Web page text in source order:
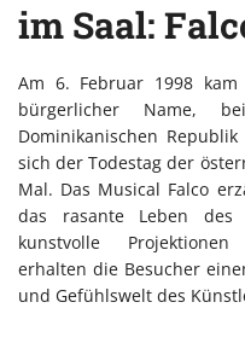
im Saal:
Am 6. Februar 1998 kam
bürgerlicher Name,
Dominikanischen
sich der Todestag der
Mal. Das Musical Falco
das rasante Leben
kunstvolle
erhalten die Besucher
und Gefühlswelt des